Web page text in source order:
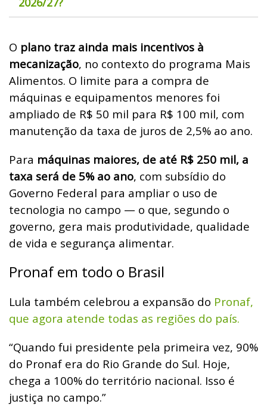
O plano traz ainda mais incentivos à
mecanização, no contexto do programa Mais
Alimentos. O limite para a compra de
máquinas e equipamentos menores foi
ampliado de R$ 50 mil para R$ 100 mil, com
manutenção da taxa de juros de 2,5% ao ano.
Para máquinas maiores, de até R$ 250 mil, a
taxa será de 5% ao ano, com subsídio do
Governo Federal para ampliar o uso de
tecnologia no campo — o que, segundo o
governo, gera mais produtividade, qualidade
de vida e segurança alimentar.
Pronaf em todo o Brasil
Lula também celebrou a expansão do Pronaf,
que agora atende todas as regiões do país.
“Quando fui presidente pela primeira vez, 90%
do Pronaf era do Rio Grande do Sul. Hoje,
chega a 100% do território nacional. Isso é
justiça no campo.”